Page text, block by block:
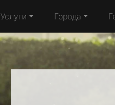
Услуги Города